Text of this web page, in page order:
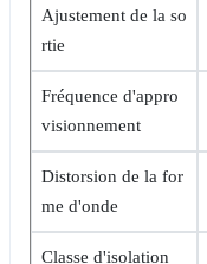
Ajustement de la so
rtie
Fréquence d'appro
visionnement
Distorsion de la for
me d'onde
Classe d'isolation